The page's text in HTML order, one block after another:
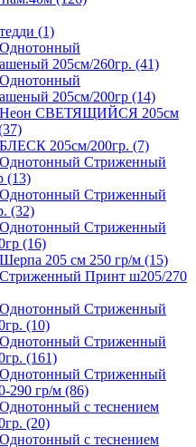
(1)
205см/260гр. (41)
205см/200гр (14)
Неон СВЕТЯЩИЙСЯ 205см
205см/200гр. (7)
Стриженный
(13)
Стриженный
(32)
Стриженный
(16)
205 см 250 гр/м (15)
Принт ш205/270
Стриженный
(10)
Стриженный
(161)
Стриженный
290 гр/м (86)
с теснением
(20)
с теснением